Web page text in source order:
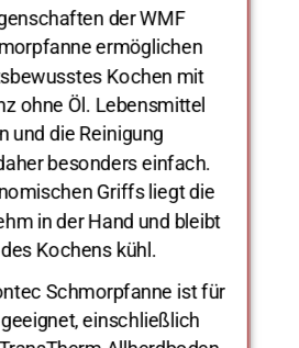
der WMF
ermöglichen
Kochen mit
ohne Öl. Lebensmittel
und die Reinigung
besonders einfach.
Griffs liegt die
in der Hand und bleibt
Kochens kühl.
Schmorpfanne ist für
einschließlich